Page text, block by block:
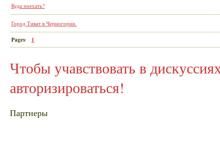
Куда поехать?
Город Тиват в Черногории.
Pages: 1
Чтобы учавствовать в
авторизироваться!
Партнеры